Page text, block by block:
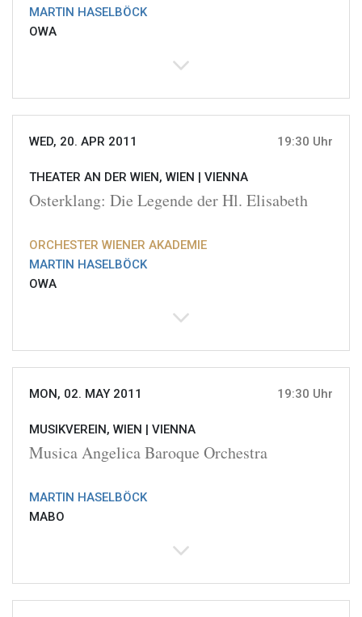
MARTIN HASELBÖCK
OWA
WED, 20. APR 2011 19:30 Uhr
THEATER AN DER WIEN, WIEN | VIENNA
Osterklang: Die Legende der Hl. Elisabeth
ORCHESTER WIENER AKADEMIE
MARTIN HASELBÖCK
OWA
MON, 02. MAY 2011 19:30 Uhr
MUSIKVEREIN, WIEN | VIENNA
Musica Angelica Baroque Orchestra
MARTIN HASELBÖCK
MABO